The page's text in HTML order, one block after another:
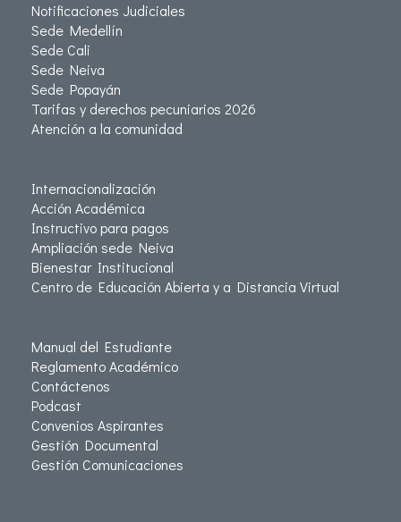
Notificaciones Judiciales
Sede Medellín
Sede Cali
Sede Neiva
Sede Popayán
Tarifas y derechos pecuniarios 2026
Atención a la comunidad
Internacionalización
Acción Académica
Instructivo para pagos
Ampliación sede Neiva
Bienestar Institucional
Centro de Educación Abierta y a Distancia Virtual
Manual del Estudiante
Reglamento Académico
Contáctenos
Podcast
Convenios Aspirantes
Gestión Documental
Gestión Comunicaciones